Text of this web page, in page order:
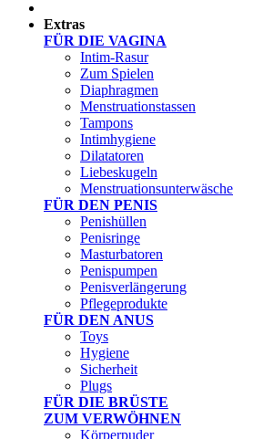
Extras
FÜR DIE VAGINA
Intim-Rasur
Zum Spielen
Diaphragmen
Menstruationstassen
Tampons
Intimhygiene
Dilatatoren
Liebeskugeln
Menstruationsunterwäsche
FÜR DEN PENIS
Penishüllen
Penisringe
Masturbatoren
Penispumpen
Penisverlängerung
Pflegeprodukte
FÜR DEN ANUS
Toys
Hygiene
Sicherheit
Plugs
FÜR DIE BRÜSTE
ZUM VERWÖHNEN
Körperpuder